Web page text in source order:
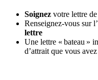
Soignez votre lettre
Renseignez-vous sur
lettre
Une lettre « bateau »
d’attrait que vous